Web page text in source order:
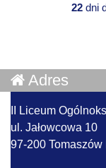
22dni
Adres
II Liceum
ul. Jałowcowa 10
97-200